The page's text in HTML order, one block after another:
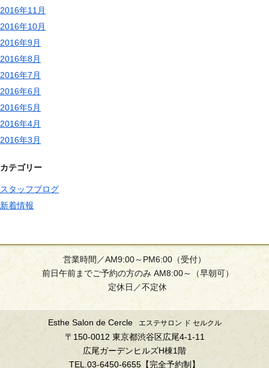
2016年11月
2016年10月
2016年9月
2016年8月
2016年7月
2016年6月
2016年5月
2016年4月
2016年3月
カテゴリー
スタッフブログ
新着情報
営業時間／AM9:00～PM6:00（受付）
前日午前までご予約の方のみ AM8:00～（早朝可）
定休日／不定休
Esthe Salon de Cercle エステサロン ド セルクル
〒150-0012 東京都渋谷区広尾4-1-11
広尾ガーデンヒルズH棟1階
TEL.03-6450-6655【完全予約制】